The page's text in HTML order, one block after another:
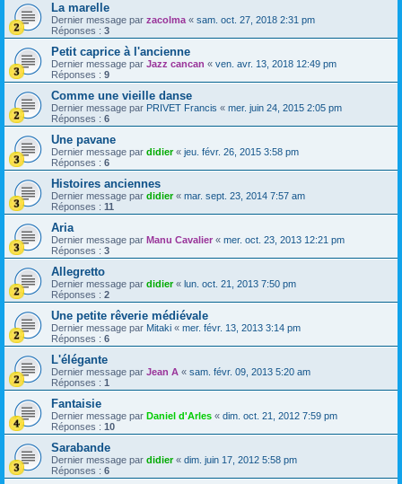
La marelle
Dernier message par zacolma « sam. oct. 27, 2018 2:31 pm
Réponses : 3
Petit caprice à l'ancienne
Dernier message par Jazz cancan « ven. avr. 13, 2018 12:49 pm
Réponses : 9
Comme une vieille danse
Dernier message par PRIVET Francis « mer. juin 24, 2015 2:05 pm
Réponses : 6
Une pavane
Dernier message par didier« jeu. févr. 26, 2015 3:58 pm
Réponses : 6
Histoires anciennes
Dernier message par didier« mar. sept. 23, 2014 7:57 am
Réponses : 11
Aria
Dernier message par Manu Cavalier « mer. oct. 23, 2013 12:21 pm
Réponses : 3
Allegretto
Dernier message par didier« lun. oct. 21, 2013 7:50 pm
Réponses : 2
Une petite rêverie médiévale
Dernier message par Mitaki « mer. févr. 13, 2013 3:14 pm
Réponses : 6
L'élégante
Dernier message par Jean A « sam. févr. 09, 2013 5:20 am
Réponses : 1
Fantaisie
Dernier message par Daniel d'Arles « dim. oct. 21, 2012 7:59 pm
Réponses : 10
Sarabande
Dernier message par didier« dim. juin 17, 2012 5:58 pm
Réponses : 6